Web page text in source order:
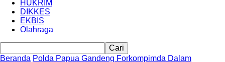
HUKRIM
DIKKES
EKBIS
Olahraga
Beranda Polda Papua Gandeng Forkompimda Dalam